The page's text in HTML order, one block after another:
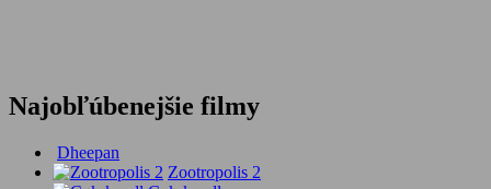
Najobľúbenejšie filmy
Dheepan
Zootropolis 2